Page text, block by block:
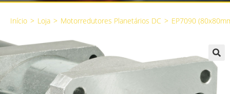
Início > Loja > Motorredutores Planetários DC > EP7090
🔍